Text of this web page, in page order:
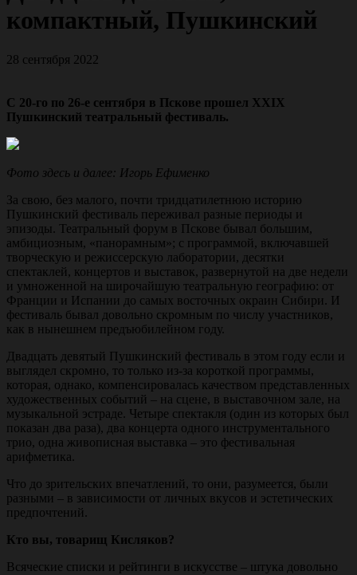
компактный, Пушкинский
28 сентября 2022
С 20-го по 26-е сентября в Пскове прошел XXIX
Пушкинский театральный фестиваль.
Фото здесь и далее: Игорь Ефименко
За свою, без малого, почти тридцатилетнюю историю
Пушкинский фестиваль переживал разные периоды и
эпизоды. Театральный форум в Пскове бывал большим,
амбициозным, «панорамным»; с программой, включавшей
творческую и режиссерскую лаборатории, десятки
спектаклей, концертов и выставок, развернутой на две недели
и умноженной на широчайшую театральную географию: от
Франции и Испании до самых восточных окраин Сибири. И
фестиваль бывал довольно скромным по числу участников,
как в нынешнем предъюбилейном году.
Двадцать девятый Пушкинский фестиваль в этом году если и
выглядел скромно, то только из-за короткой программы,
которая, однако, компенсировалась качеством представленных
художественных событий – на сцене, в выставочном зале, на
музыкальной эстраде. Четыре спектакля (один из которых был
показан два раза), два концерта одного инструментального
трио, одна живописная выставка – это фестивальная
арифметика.
Что до зрительских впечатлений, то они, разумеется, были
разными – в зависимости от личных вкусов и эстетических
предпочтений.
Кто вы, товарищ Кисляков?
Всяческие списки и рейтинги в искусстве – штука довольно